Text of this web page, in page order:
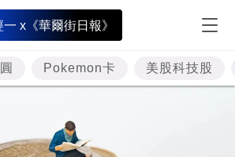
一 x《華爾街日報》
Pokemon卡 美股科技股